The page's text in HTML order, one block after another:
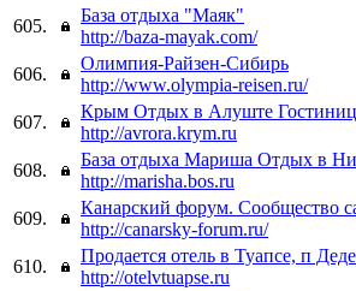
605.
База отдыха "Маяк"
http://baza-mayak.com/
606.
Олимпия-Райзен-Сибирь
http://www.olympia-reisen.ru/
607.
Крым Отдых в Алуште
http://avrora.krym.ru
608.
База отдыха Мариша Отдых в
http://marisha.bos.ru
609.
Канарский форум. Сообщество
http://canarsky-forum.ru/
610.
Продается отель в Туапсе, п
http://otelvtuapse.ru